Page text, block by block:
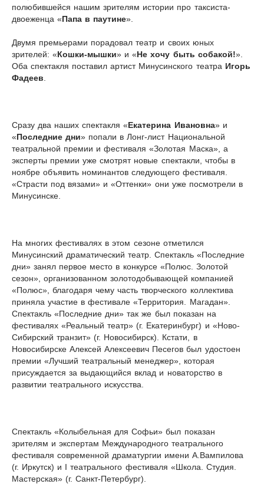
полюбившейся нашим зрителям истории про таксиста-
двоеженца «Папа в паутине».
Двумя премьерами порадовал театр и своих юных
зрителей: «Кошки-мышки» и «Не хочу быть собакой!».
Оба спектакля поставил артист Минусинского театра Игорь
Фадеев
Сразу два наших спектакля «Екатерина Ивановна» и
«Последние дни» попали в Лонг-лист Национальной
театральной премии и фестиваля «Золотая Маска», а
эксперты премии уже смотрят новые спектакли, чтобы в
ноябре объявить номинантов следующего фестиваля.
«Страсти под вязами» и «Оттенки» они уже посмотрели в
Минусинске.
На многих фестивалях в этом сезоне отметился
Минусинский драматический театр. Спектакль «Последние
дни» занял первое место в конкурсе «Полюс. Золотой
сезон», организованном золотодобывающей компанией
«Полюс», благодаря чему часть творческого коллектива
приняла участие в фестивале «Территория. Магадан».
Спектакль «Последние дни» так же был показан на
фестивалях «Реальный театр» (г. Екатеринбург) и «Ново-
Сибирский транзит» (г. Новосибирск). Кстати, в
Новосибирске Алексей Алексеевич Песегов был удостоен
премии «Лучший театральный менеджер», которая
присуждается за выдающийся вклад и новаторство в
развитии театрального искусства.
Спектакль «Колыбельная для Софьи» был показан
зрителям и экспертам Международного театрального
фестиваля современной драматургии имени А.Вампилова
(г. Иркутск) и I театрального фестиваля «Школа. Студия.
Мастерская» (г. Санкт-Петербург).